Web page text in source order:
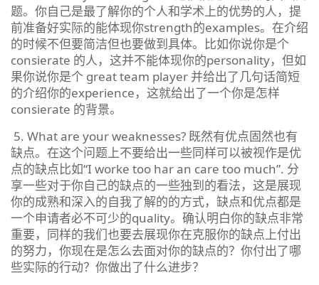
题。你自己是最了解你的个人和学术上的优势的人，提
前准备好实际的能体现你strength的examples。在介绍
的时候不但要简洁但也要做到具体。比如你说你是个
consierate 的人，这并不能体现你的personality，但如
果你说你是个 great team player 并给出了几句话简短
的介绍你的experience，这就给出了一个你是怎样
consierate 的背景。
5. What are your weaknesses? 既然有优点固然也有
缺点。在这个问题上不要给出一些同样可以被视作是优
点的缺点比如“I worke too har an care too much”. 分
享一些对于你自己的缺点的一些独到的看法，这是展现
你的成熟和深入的自我了解的的方式，缺点和优点都是
一个申请者必不可少的quality。确认明白你的缺点非常
重要，同样的我们也要去展现你在克服你的缺点上付出
的努力，你现在是怎么去面对你的缺点的？你付出了哪
些实际的行动？你做出了什么进步？